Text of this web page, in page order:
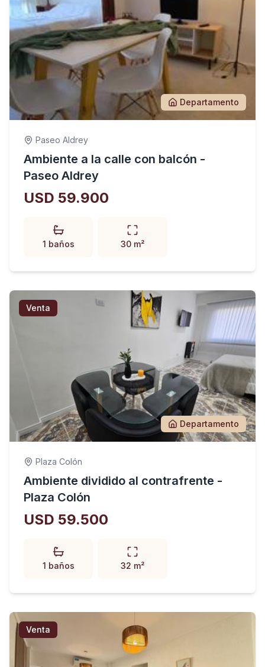
Departamento
Paseo Aldrey
Ambiente a la calle con balcón -
Paseo Aldrey
USD 59.900
1 baños 30 m²
Venta
Departamento
Plaza Colón
Ambiente dividido al contrafrente -
Plaza Colón
USD 59.500
1 baños 32 m²
Venta